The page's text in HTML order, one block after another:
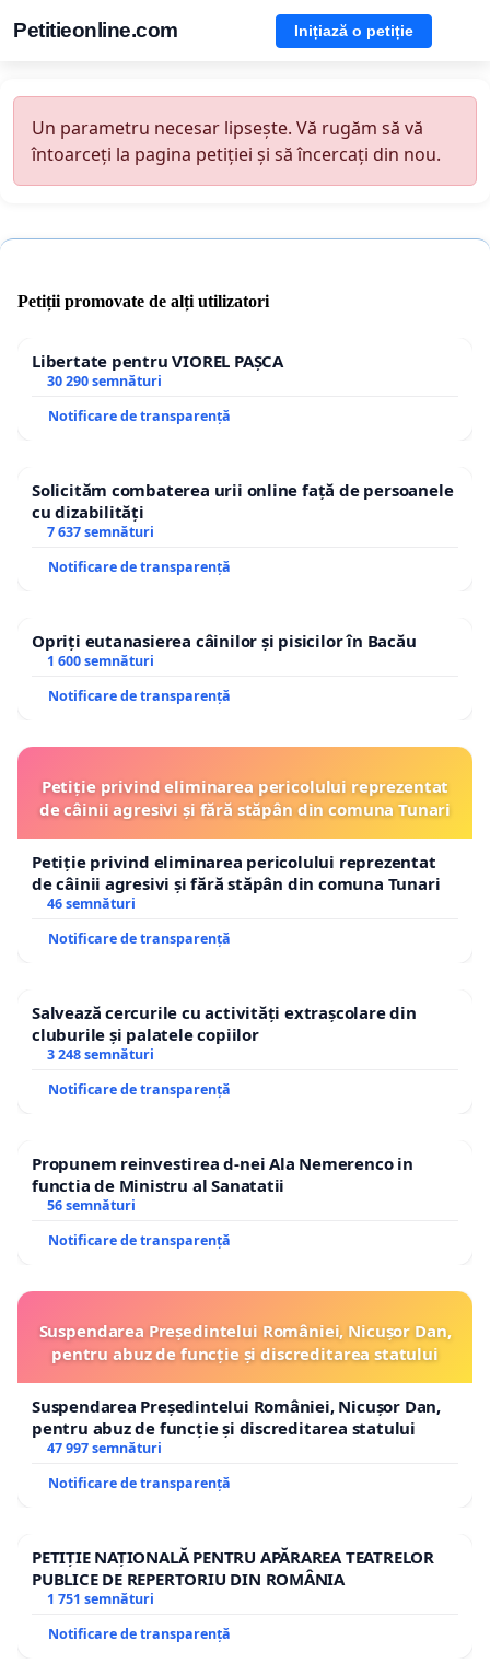
Petitieonline.com Inițiază o petiție
Un parametru necesar lipsește. Vă rugăm să vă
întoarceți la pagina petiției și să încercați din nou.
Petiții promovate de alți utilizatori
Libertate pentru VIOREL PAȘCA
30 290 semnături
Notificare de transparență
Solicităm combaterea urii online față de persoanele
cu dizabilități
7 637 semnături
Notificare de transparență
Opriți eutanasierea câinilor și pisicilor în Bacău
1 600 semnături
Notificare de transparență
Petiție privind eliminarea pericolului reprezentat
de câinii agresivi și fără stăpân din comuna Tunari
Petiție privind eliminarea pericolului reprezentat
de câinii agresivi și fără stăpân din comuna Tunari
46 semnături
Notificare de transparență
Salvează cercurile cu activități extrașcolare din
cluburile și palatele copiilor
3 248 semnături
Notificare de transparență
Propunem reinvestirea d-nei Ala Nemerenco in
functia de Ministru al Sanatatii
56 semnături
Notificare de transparență
Suspendarea Președintelui României, Nicușor Dan,
pentru abuz de funcție și discreditarea statului
Suspendarea Președintelui României, Nicușor Dan,
pentru abuz de funcție și discreditarea statului
47 997 semnături
Notificare de transparență
PETIȚIE NAȚIONALĂ PENTRU APĂRAREA TEATRELOR
PUBLICE DE REPERTORIU DIN ROMÂNIA
1 751 semnături
Notificare de transparență